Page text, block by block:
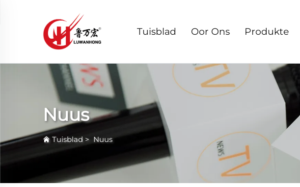
Tuisblad Oor Ons Produkte
Nuus
Tuisblad > Nuus